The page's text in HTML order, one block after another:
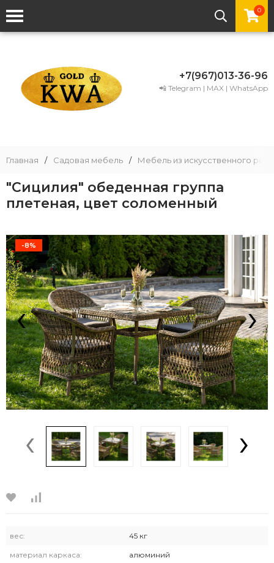
0
+7(967)013-36-96
📲 Telegram | MAX | WhatsApp
Главная / Садовая мебель / Мебель из искусственного
"Сицилия" обеденная группа
плетеная, цвет соломенный
-8%
‹ ›
‹ ›
вес: 45 кг
материал каркаса: алюминий